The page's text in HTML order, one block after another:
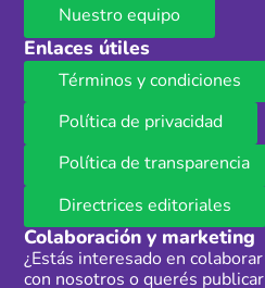
Nuestro equipo
Enlaces útiles
Términos y condiciones
Política de privacidad
Política de transparencia
Directrices editoriales
Colaboración y marketing
¿Estás interesado en colaborar
con nosotros o querés publicar